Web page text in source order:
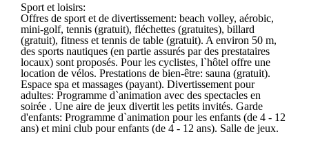
Sport et loisirs:
Offres de sport et de divertissement: beach volley, aérobic,
mini-golf, tennis (gratuit), fléchettes (gratuites), billard
(gratuit), fitness et tennis de table (gratuit). A environ 50 m,
des sports nautiques (en partie assurés par des prestataires
locaux) sont proposés. Pour les cyclistes, l`hôtel offre une
location de vélos. Prestations de bien-être: sauna (gratuit).
Espace spa et massages (payant). Divertissement pour
adultes: Programme d`animation avec des spectacles en
soirée . Une aire de jeux divertit les petits invités. Garde
d'enfants: Programme d`animation pour les enfants (de 4 - 12
ans) et mini club pour enfants (de 4 - 12 ans). Salle de jeux.